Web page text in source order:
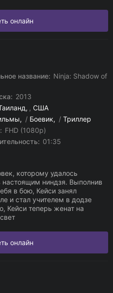
онлайн
название: Ninja: Shadow of
2013
, США
/ Боевик / Триллер
FHD (1080p)
01:35
которому удалось
настоящим ниндзя. Выполнив
в бою, Кейси занял
и стал учителем в додзе
Кейси теперь женат на
онлайн